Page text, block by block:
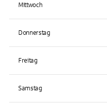
Mittwoch
Donnerstag
Freitag
Samstag